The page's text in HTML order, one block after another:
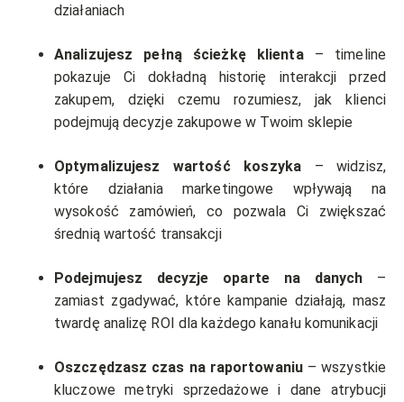
działaniach
Analizujesz pełną ścieżkę klienta– timeline
pokazuje Ci dokładną historię interakcji przed
zakupem, dzięki czemu rozumiesz, jak klienci
podejmują decyzje zakupowe w Twoim sklepie
Optymalizujesz wartość koszyka– widzisz,
które działania marketingowe wpływają na
wysokość zamówień, co pozwala Ci zwiększać
średnią wartość transakcji
Podejmujesz decyzje oparte na danych –
zamiast zgadywać, które kampanie działają, masz
twardę analizę ROI dla każdego kanału komunikacji
Oszczędzasz czas na raportowaniu– wszystkie
kluczowe metryki sprzedażowe i dane atrybucji